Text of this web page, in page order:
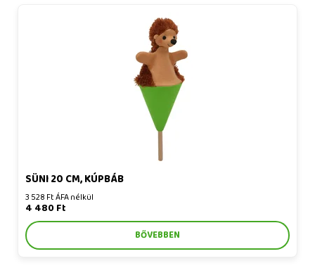
SÜNI 20 CM, KÚPBÁB
3 528 Ft ÁFA nélkül
4 480 Ft
BŐVEBBEN